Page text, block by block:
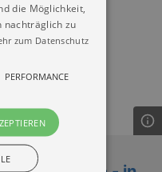
die Möglichkeit,
nachträglich zu
zum Datenschutz
PERFORMANCE